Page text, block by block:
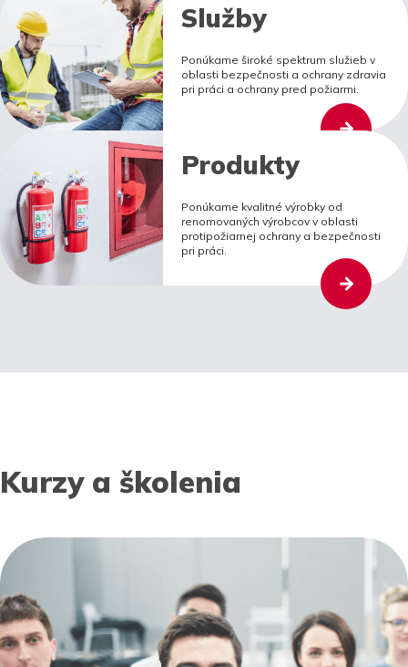
Služby
Ponúkame široké spektrum služieb v
oblasti bezpečnosti a ochrany zdravia
pri práci a ochrany pred požiarmi.
Produkty
Ponúkame kvalitné výrobky od
renomovaných výrobcov v oblasti
protipožiarnej ochrany a bezpečnosti
pri práci.
Kurzy a školenia